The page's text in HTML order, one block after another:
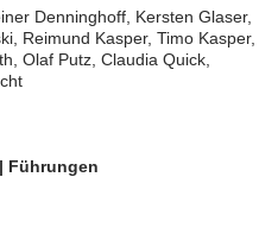
Denninghoff, Kersten Glaser,
Reimund Kasper, Timo Kasper,
Olaf Putz, Claudia Quick,
Führungen